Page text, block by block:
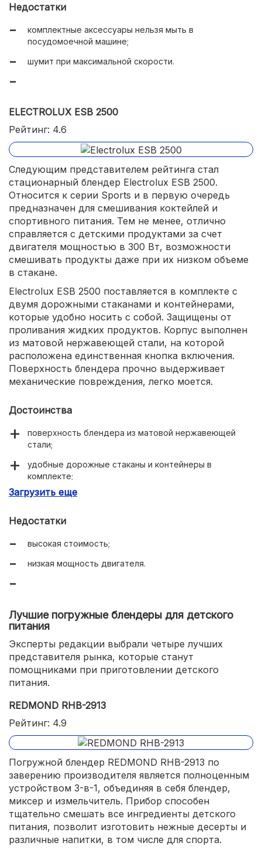
Недостатки
комплектные аксессуары нельзя мыть в
посудомоечной машине;
шумит при максимальной скорости.
ELECTROLUX ESB 2500
Рейтинг: 4.6
Следующим представителем рейтинга стал
стационарный блендер Electrolux ESB 2500.
Относится к серии Sports и в первую очередь
предназначен для смешивания коктейлей и
спортивного питания. Тем не менее, отлично
справляется с детскими продуктами за счет
двигателя мощностью в 300 Вт, возможности
смешивать продукты даже при их низком объеме
в стакане.
Electrolux ESB 2500 поставляется в комплекте с
двумя дорожными стаканами и контейнерами,
которые удобно носить с собой. Защищены от
проливания жидких продуктов. Корпус выполнен
из матовой нержавеющей стали, на которой
расположена единственная кнопка включения.
Поверхность блендера прочно выдерживает
механические повреждения, легко моется.
Достоинства
поверхность блендера из матовой нержавеющей
стали;
удобные дорожные стаканы и контейнеры в
комплекте;
качественная сборка;
Загрузить еще
Недостатки
высокая стоимость;
низкая мощность двигателя.
Лучшие погружные блендеры для детского
питания
Эксперты редакции выбрали четыре лучших
представителя рынка, которые станут
помощниками при приготовлении детского
питания.
REDMOND RHB-2913
Рейтинг: 4.9
Погружной блендер REDMOND RHB-2913 по
заверению производителя является полноценным
устройством 3-в-1, объединяя в себя блендер,
миксер и измельчитель. Прибор способен
тщательно смешать все ингредиенты детского
питания, позволит изготовить нежные десерты и
различные напитки, в том числе для спорта.